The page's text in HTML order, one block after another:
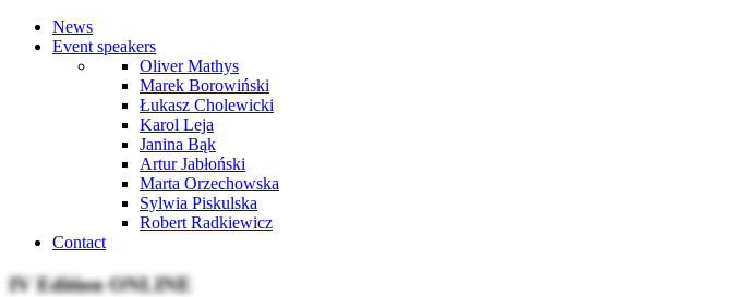
News
Event speakers
Oliver Mathys
Marek Borowiński
Łukasz Cholewicki
Karol Leja
Janina Bąk
Artur Jabłoński
Marta Orzechowska
Sylwia Piskulska
Robert Radkiewicz
Contact
IV Edition ONLINE